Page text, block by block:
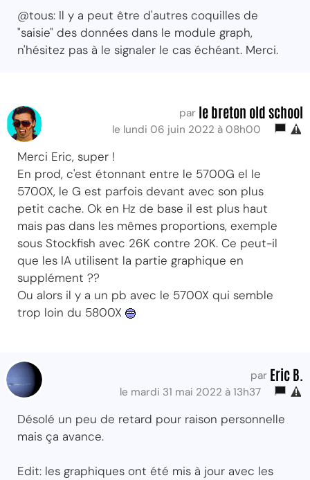
@tous: Il y a peut être d'autres coquilles de
"saisie" des données dans le module graph,
n'hésitez pas à le signaler le cas échéant. Merci.
par le breton old school
le lundi 06 juin 2022 à 08h00
Merci Eric, super !
En prod, c'est étonnant entre le 5700G el le
5700X, le G est parfois devant avec son plus
petit cache. Ok en Hz de base il est plus haut
mais pas dans les mêmes proportions, exemple
sous Stockfish avec 26K contre 20K. Ce peut-il
que les IA utilisent la partie graphique en
supplément ??
Ou alors il y a un pb avec le 5700X qui semble
trop loin du 5800X
par Eric B.
le mardi 31 mai 2022 à 13h37
Désolé un peu de retard pour raison personnelle
mais ça avance.
Edit: les graphiques ont été mis à jour avec les